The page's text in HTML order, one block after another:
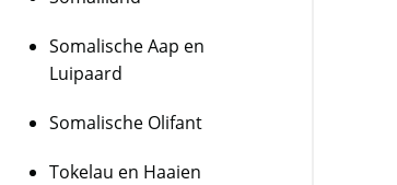
Somalische Aap en
Luipaard
Somalische Olifant
Tokelau en Haaien